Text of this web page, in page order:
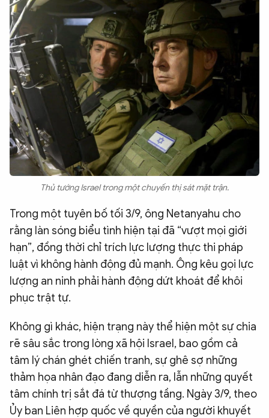
Thủ tướng Israel trong một chuyến thị sát mặt trận.
Trong một tuyên bố tối 3/9, ông Netanyahu cho
rằng làn sóng biểu tình hiện tại đã “vượt mọi giới
hạn”, đồng thời chỉ trích lực lượng thực thi pháp
luật vì không hành động đủ mạnh. Ông kêu gọi lực
lượng an ninh phải hành động dứt khoát để khôi
phục trật tự.
Không gì khác, hiện trạng này thể hiện một sự chia
rẽ sâu sắc trong lòng xã hội Israel, bao gồm cả
tâm lý chán ghét chiến tranh, sự ghê sợ những
thảm họa nhân đạo đang diễn ra, lẫn những quyết
tâm chính trị sắt đá từ thượng tầng. Ngày 3/9, theo
Ủy ban Liên hợp quốc về quyền của người khuyết